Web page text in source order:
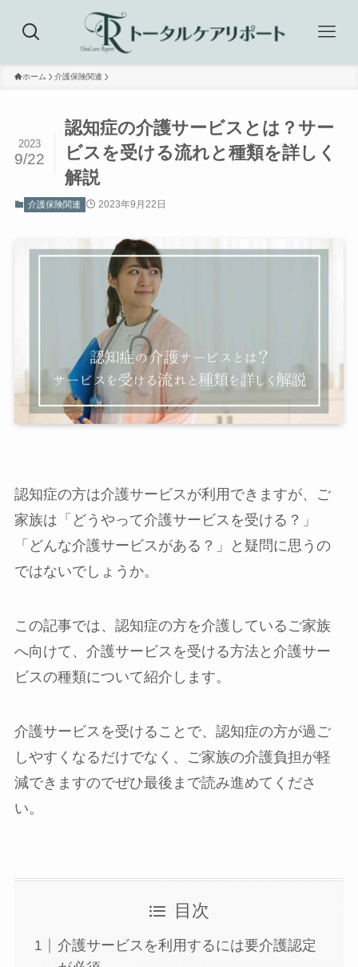
ホーム 介護保険関連
認知症の介護サービスとは？サー
ビスを受ける流れと種類を詳しく
解説
2023
9/22
介護保険関連 2023年9月22日
認知症の方は介護サービスが利用できますが、ご
家族は「どうやって介護サービスを受ける？」
「どんな介護サービスがある？」と疑問に思うの
ではないでしょうか。
この記事では、認知症の方を介護しているご家族
へ向けて、介護サービスを受ける方法と介護サー
ビスの種類について紹介します。
介護サービスを受けることで、認知症の方が過ご
しやすくなるだけでなく、ご家族の介護負担が軽
減できますのでぜひ最後まで読み進めてくださ
い。
目次
介護サービスを利用するには要介護認定